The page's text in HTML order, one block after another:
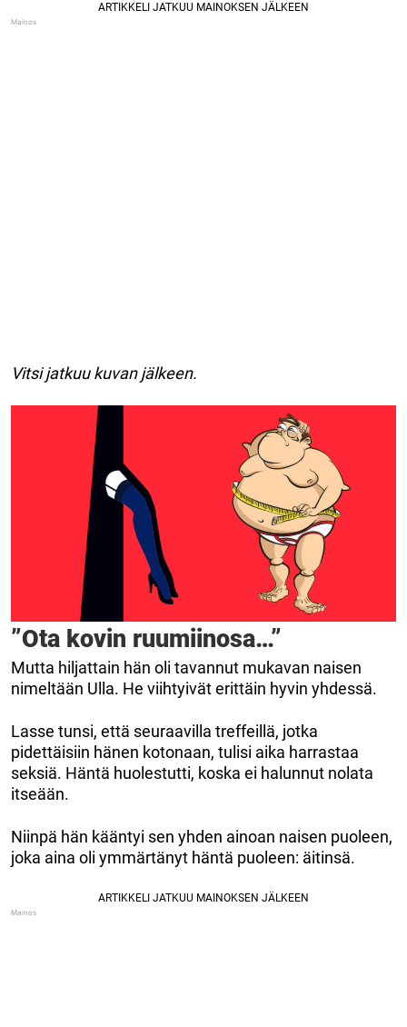
Vitsi jatkuu kuvan jälkeen.
”Ota kovin ruumiinosa…”
Mutta hiljattain hän oli tavannut mukavan naisen
nimeltään Ulla. He viihtyivät erittäin hyvin yhdessä.
Lasse tunsi, että seuraavilla treffeillä, jotka
pidettäisiin hänen kotonaan, tulisi aika harrastaa
seksiä. Häntä huolestutti, koska ei halunnut nolata
itseään.
Niinpä hän kääntyi sen yhden ainoan naisen puoleen,
joka aina oli ymmärtänyt häntä puoleen: äitinsä.